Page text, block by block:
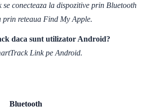
se conecteaza la dispozitive prin Bluetooth
prin reteaua Find My Apple.
daca sunt utilizator Android?
Link pe Android.
Bluetooth